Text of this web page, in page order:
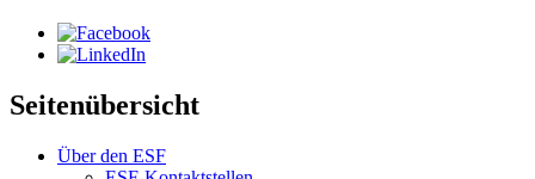
Seitenübersicht
Über den ESF